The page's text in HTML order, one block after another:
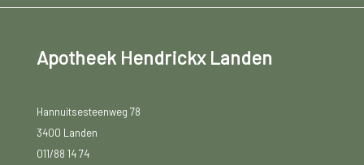
Apotheek Hendrickx Landen
Hannuitsesteenweg 78
3400 Landen
011/88 14 74